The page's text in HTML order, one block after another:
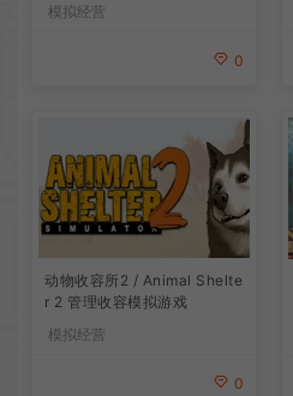
模拟经营
0
动物收容所2 / Animal Shelte
r 2 管理收容模拟游戏
模拟经营
0